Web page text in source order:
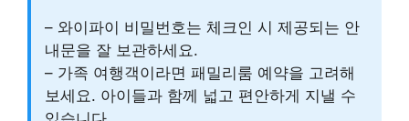
– 와이파이 비밀번호는 체크인 시 제공되는 안
내문을 잘 보관하세요.
– 가족 여행객이라면 패밀리룸 예약을 고려해
보세요. 아이들과 함께 넓고 편안하게 지낼 수